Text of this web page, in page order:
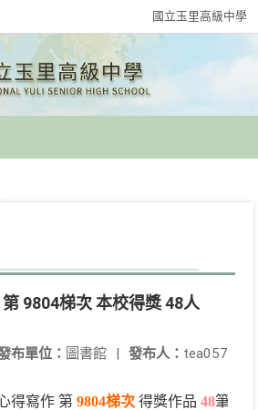
國立玉里高級中學
9804梯次 本校得獎 48人
發布人： tea057
布單位： 圖書館 |
得寫作 第 9804梯次 得獎作品 48筆資料